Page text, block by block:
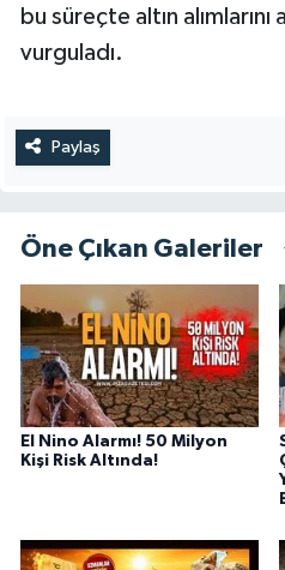
bu süreçte altın
vurguladı.
Paylaş
Öne Çıkan Galeriler
El Nino Alarmı! 50 Milyon
Kişi Risk Altında!